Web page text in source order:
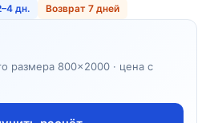
дн. Возврат 7 дней
размера 800×2000 · цена с